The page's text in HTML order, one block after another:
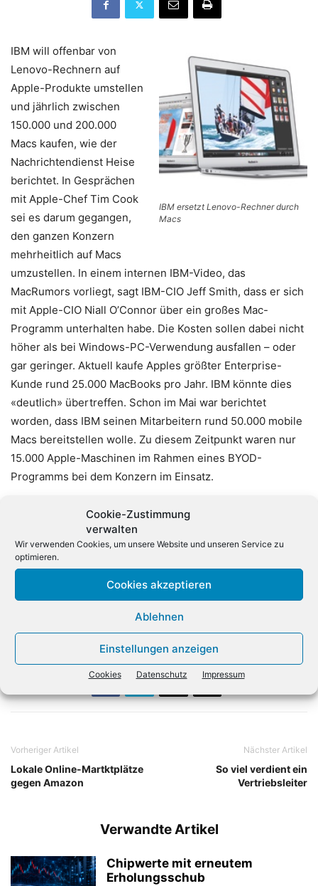
Cookie-Zustimmung
verwalten
Wir verwenden Cookies, um unsere Website und unseren Service zu
optimieren.
Cookies akzeptieren
Ablehnen
Einstellungen anzeigen
Cookies Datenschutz Impressum
IBM ersetzt Lenovo-Rechner durch
Macs
IBM will offenbar von
Lenovo-Rechnern auf
Apple-Produkte umstellen
und jährlich zwischen
150.000 und 200.000
Macs kaufen, wie der
Nachrichtendienst Heise
berichtet. In Gesprächen
mit Apple-Chef Tim Cook
sei es darum gegangen,
den ganzen Konzern
mehrheitlich auf Macs
umzustellen. In einem internen IBM-Video, das
MacRumors vorliegt, sagt IBM-CIO Jeff Smith, dass er sich
mit Apple-CIO Niall O’Connor über ein großes Mac-
Programm unterhalten habe. Die Kosten sollen dabei nicht
höher als bei Windows-PC-Verwendung ausfallen – oder
gar geringer. Aktuell kaufe Apples größter Enterprise-
Kunde rund 25.000 MacBooks pro Jahr. IBM könnte dies
«deutlich» übertreffen. Schon im Mai war berichtet
worden, dass IBM seinen Mitarbeitern rund 50.000 mobile
Macs bereitstellen wolle. Zu diesem Zeitpunkt waren nur
15.000 Apple-Maschinen im Rahmen eines BYOD-
Programms bei dem Konzern im Einsatz.
Apple und IBM hatten im Juli 2014 eine strategische
Partnerschaft geschlossen, um den Enterprise-Markt mit
mobilen Lösungen zu adressieren. Eine neue Kategorie
von Business-Apps wurde entwickelt, die die Big Data-
und Analytics-Anwendungen von IBM auf iPad und iPhone
Vorheriger Artikel
Lokale Online-Martktplätze
gegen Amazon
Nächster Artikel
So viel verdient ein
Vertriebsleiter
Verwandte Artikel
Chipwerte mit erneutem
Erholungsschub